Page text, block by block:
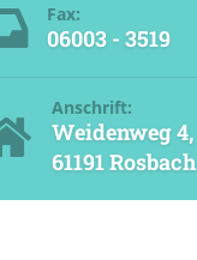
Fax:
06003 - 3519
Anschrift:
Weidenweg 4,
61191 Rosbach